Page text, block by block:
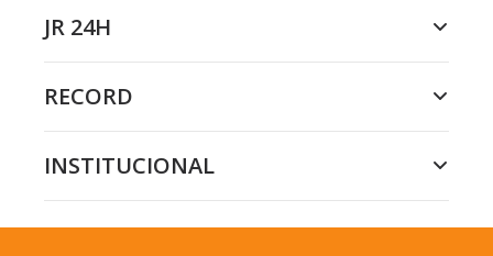
JR 24H
RECORD
INSTITUCIONAL